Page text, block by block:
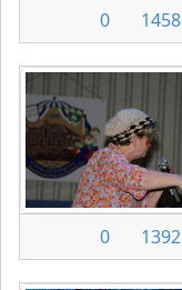
0 1458
0 1392